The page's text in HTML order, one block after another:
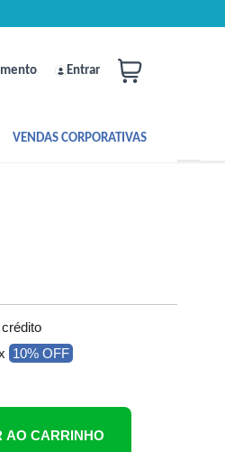
Entrar
VENDAS CORPORATIVAS
10% OFF
AO CARRINHO